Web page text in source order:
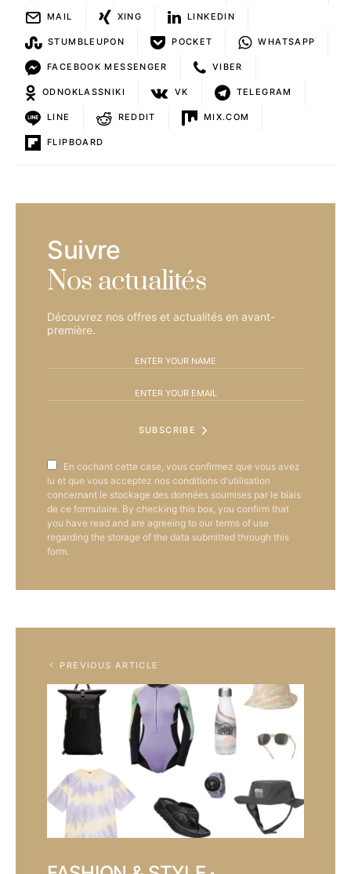
MAIL XING LINKEDIN
STUMBLEUPON POCKET WHATSAPP
FACEBOOK MESSENGER VIBER
ODNOKLASSNIKI VK TELEGRAM
LINE REDDIT MIX.COM
FLIPBOARD
Suivre
Nos actualités
Découvrez nos offres et actualités en avant-
première.
SUBSCRIBE
En cochant cette case, vous confirmez que vous avez
lu et que vous acceptez nos conditions d'utilisation
concernant le stockage des données soumises par le biais
de ce formulaire. By checking this box, you confirm that
you have read and are agreeing to our terms of use
regarding the storage of the data submitted through this
form.
PREVIOUS ARTICLE